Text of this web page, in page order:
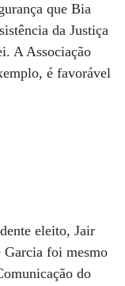
que Bia
da Justiça
A Associação
é favorável
eleito, Jair
foi mesmo
do